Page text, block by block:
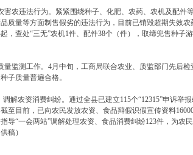
农违法行为。紧紧围绕种子、化肥、农药、农机及配件
质量等方面制售假劣的违法行为，目前已销毁超期失效农
，查处“三无”农机1件、配件38个（件），取缔兜售种子
监测工作。4月中旬，工商局联合农业、质监部门先后检
子质量普遍合格。
解农资消费纠纷。通过全县已建立115个“12315”申诉举
至目前，已向农民发放农资、食品辩假识假宣传资料
导“一会两站”调解处理农资、食品消费纠纷123件，为农
稿）